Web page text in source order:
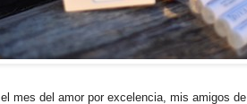
el mes del amor por excelencia, mis amigos de